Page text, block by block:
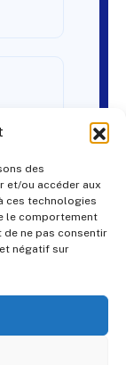
des
et/ou accéder aux
ces technologies
le comportement
de ne pas consentir
négatif sur